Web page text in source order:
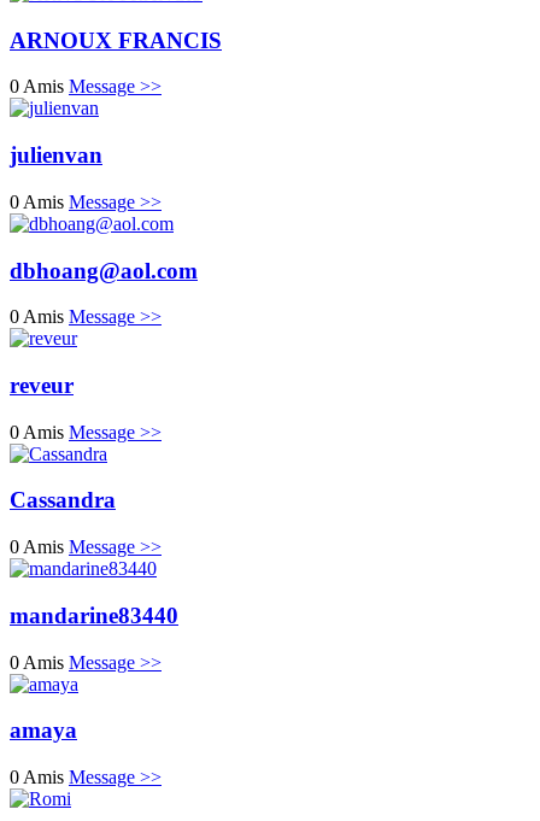
ARNOUX FRANCIS
0 Amis Message >>
julienvan
0 Amis Message >>
dbhoang@aol.com
0 Amis Message >>
reveur
0 Amis Message >>
Cassandra
0 Amis Message >>
mandarine83440
0 Amis Message >>
amaya
0 Amis Message >>